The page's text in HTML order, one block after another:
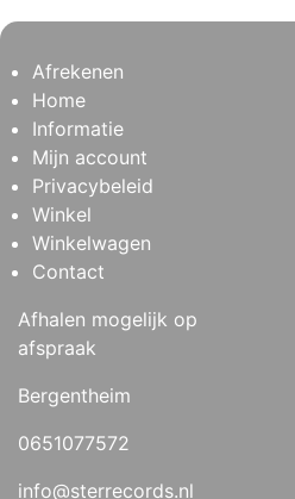
Afrekenen
Home
Informatie
Mijn account
Privacybeleid
Winkel
Winkelwagen
Contact
Afhalen mogelijk op
afspraak
Bergentheim
0651077572
info@sterrecords.nl